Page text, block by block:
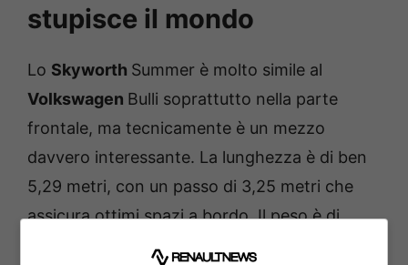
stupisce il mondo
Lo Skyworth Summer è molto simile al
Volkswagen Bulli soprattutto nella parte
frontale, ma tecnicamente è un mezzo
davvero interessante. La lunghezza è di ben
5,29 metri, con un passo di 3,25 metri che
assicura ottimi spazi a bordo. Il peso è di
2.275 kg, ed in tal senso, è influenzato dalla